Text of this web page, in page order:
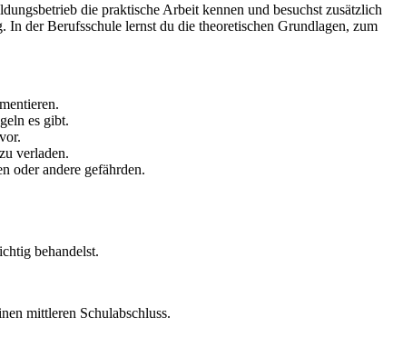
die praktische Arbeit kennen und besuchst zusätzlich
der Berufsschule lernst du die theoretischen Grundlagen, zum
es gibt.
verladen.
oder andere gefährden.
behandelst.
mittleren Schulabschluss.